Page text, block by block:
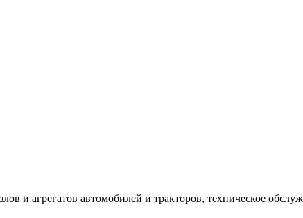
и агрегатов автомобилей и тракторов, техническое